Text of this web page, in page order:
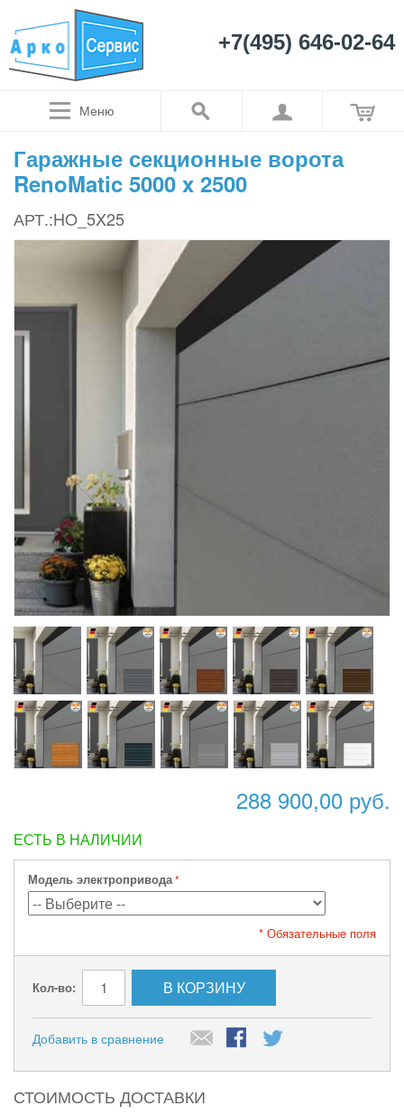
+7(495) 646-02-64
Меню
Гаражные секционные ворота
RenoMatic 5000 x 2500
АРТ.:HO_5X25
288 900,00 руб.
ЕСТЬ В НАЛИЧИИ
Модель электропривода
* Обязательные поля
Кол-во: В КОРЗИНУ
Добавить в сравнение
СТОИМОСТЬ ДОСТАВКИ